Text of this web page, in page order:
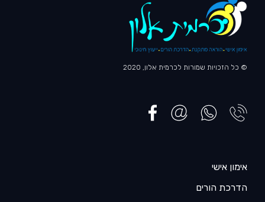
© כל הזכויות שמורות לכרמית אלון, 2020
אימון אישי
הדרכת הורים